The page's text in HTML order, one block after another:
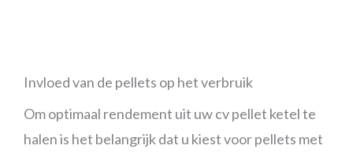
Invloed van de pellets op het verbruik
Om optimaal rendement uit uw cv pellet ketel te
halen is het belangrijk dat u kiest voor pellets met